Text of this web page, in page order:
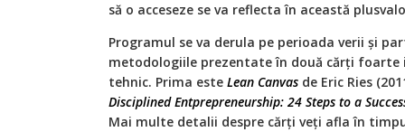
să o acceseze se va reflecta în această
Programul se va derula pe perioada verii și
metodologiile prezentate în două cărți
tehnic. Prima este Lean Canvas de Eric Ries
Disciplined Entprepreneurship: 24 Steps to a
Mai multe detalii despre cărți veți afla în